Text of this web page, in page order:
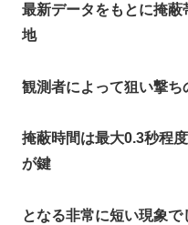
最新データをもとに掩
地
観測者によって狙い撃ち
掩蔽時間は最大0.3秒程
が鍵
となる非常に短い現象